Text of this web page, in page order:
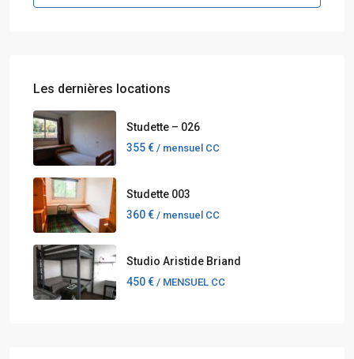
Les dernières locations
Studette – 026
355 € / mensuel CC
Studette 003
360 € / mensuel CC
Studio Aristide Briand
450 € / MENSUEL CC